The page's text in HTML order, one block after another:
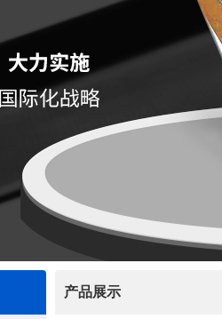
产品展示